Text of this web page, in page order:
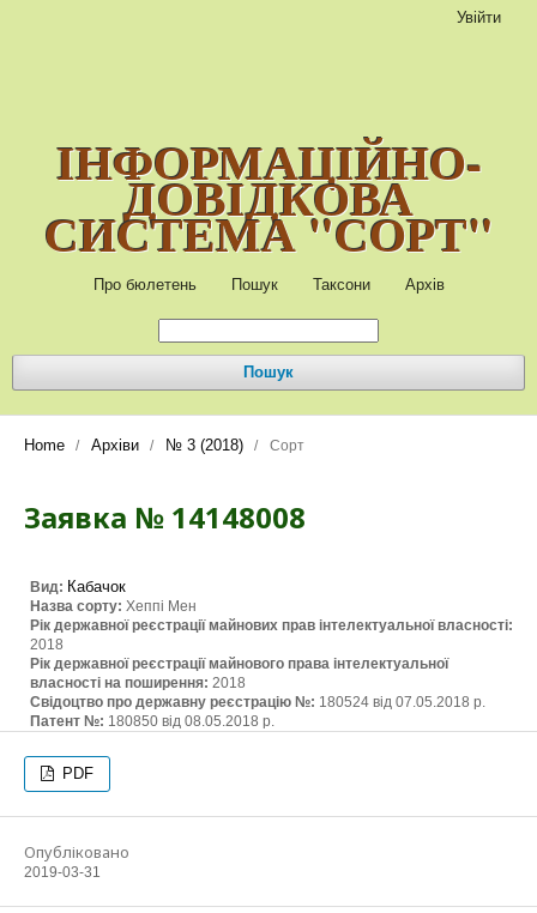
ІНФОРМАЦІЙНО-
ДОВІДКОВА
СИСТЕМА "СОРТ"
Про бюлетень Пошук Таксони Архів
Пошук
Увійти
Home / Архіви / № 3 (2018) / Сорт
Заявка № 14148008
Вид: Кабачок
Назва сорту: Хеппі Мен
Рік державної реєстрації майнових прав інтелектуальної власності:
2018
Рік державної реєстрації майнового права інтелектуальної
власності на поширення: 2018
Свідоцтво про державну реєстрацію №: 180524 від 07.05.2018 р.
Патент №: 180850 від 08.05.2018 р.
PDF
Опубліковано
2019-03-31